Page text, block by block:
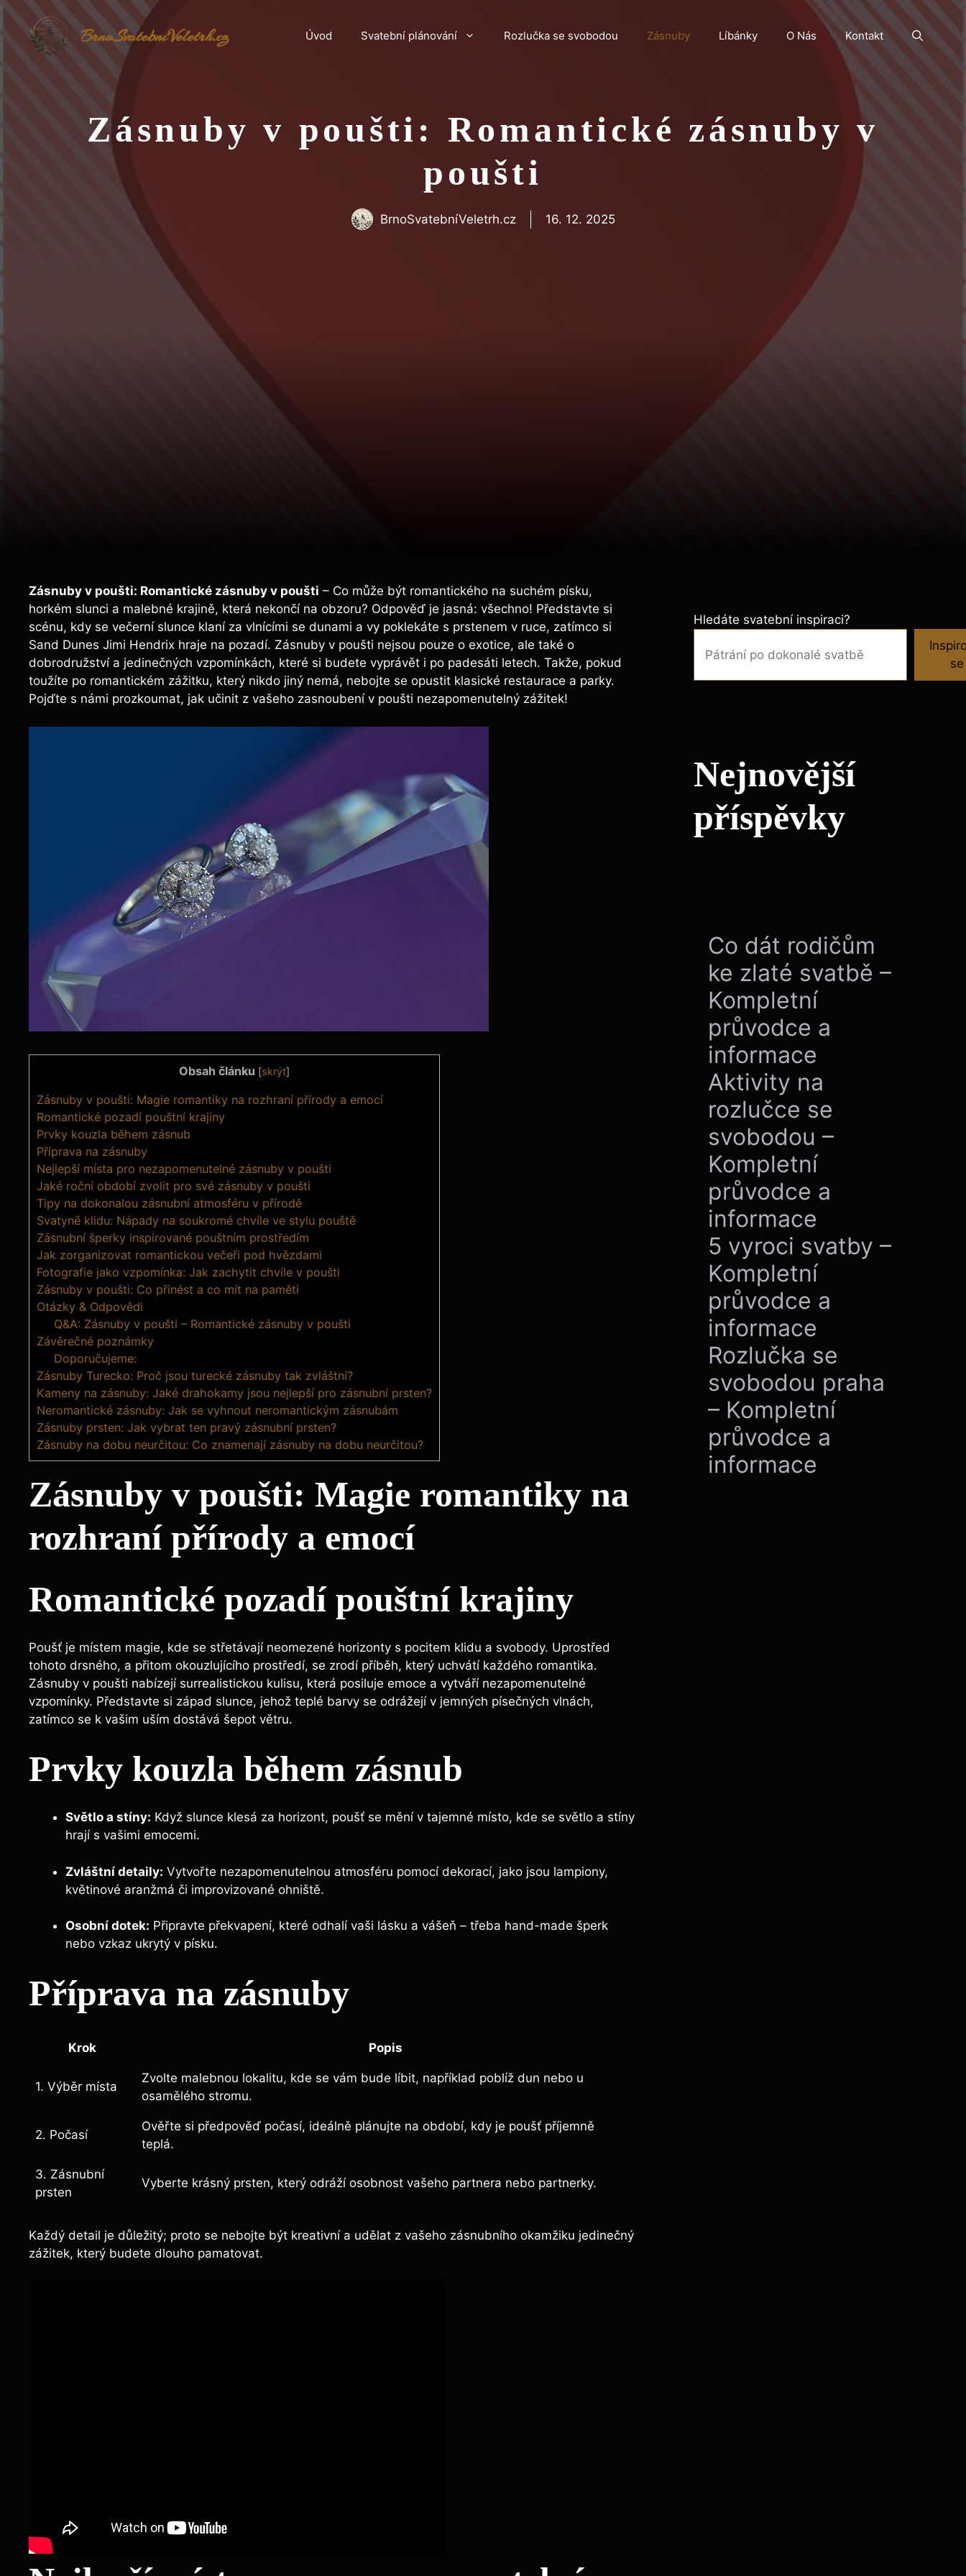
Přeskočit
obsah
BrnoSvatebníVeletrh.cz Úvod Svatební plánování Rozlučka se svobodou Zásnuby Líbánky O Nás Kontakt
Zásnuby v poušti: Romantické zásnuby v
poušti
BrnoSvatebníVeletrh.cz 16. 12. 2025
Zásnuby v poušti: Romantické zásnuby v poušti – Co může být romantického na suchém písku,
horkém slunci a malebné krajině, která nekončí na obzoru? Odpověď je jasná: všechno! Představte si
scénu, kdy se večerní slunce klaní za vlnícími se dunami a vy poklekáte s prstenem v ruce, zatímco si
Sand Dunes Jimi Hendrix hraje na pozadí. Zásnuby v poušti nejsou pouze o exotice, ale také o
dobrodružství a jedinečných vzpomínkách, které si budete vyprávět i po padesáti letech. Takže, pokud
toužíte po romantickém zážitku, který nikdo jiný nemá, nebojte se opustit klasické restaurace a parky.
Pojďte s námi prozkoumat, jak učinit z vašeho zasnoubení v poušti nezapomenutelný zážitek!
Obsah článku [skrýt]
Zásnuby v poušti: Magie romantiky na rozhraní přírody a emocí
Romantické pozadí pouštní krajiny
Prvky kouzla během zásnub
Příprava na zásnuby
Nejlepší místa pro nezapomenutelné zásnuby v poušti
Jaké roční období zvolit pro své zásnuby v poušti
Tipy na dokonalou zásnubní atmosféru v přírodě
Svatyně klidu: Nápady na soukromé chvíle ve stylu pouště
Zásnubní šperky inspirované pouštním prostředím
Jak zorganizovat romantickou večeři pod hvězdami
Fotografie jako vzpomínka: Jak zachytit chvíle v poušti
Zásnuby v poušti: Co přinést a co mít na paměti
Otázky & Odpovědi
Q&A: Zásnuby v poušti – Romantické zásnuby v poušti
Závěrečné poznámky
Doporučujeme:
Zásnuby Turecko: Proč jsou turecké zásnuby tak zvláštní?
Kameny na zásnuby: Jaké drahokamy jsou nejlepší pro zásnubní prsten?
Neromantické zásnuby: Jak se vyhnout neromantickým zásnubám
Zásnuby prsten: Jak vybrat ten pravý zásnubní prsten?
Zásnuby na dobu neurčitou: Co znamenají zásnuby na dobu neurčitou?
Zásnuby v poušti: Magie romantiky na
rozhraní přírody a emocí
Romantické pozadí pouštní krajiny
Poušť je místem magie, kde se střetávají neomezené horizonty s pocitem klidu a svobody. Uprostřed
tohoto drsného, a přitom okouzlujícího prostředí, se zrodí příběh, který uchvátí každého romantika.
Zásnuby v poušti nabízejí surrealistickou kulisu, která posiluje emoce a vytváří nezapomenutelné
vzpomínky. Představte si západ slunce, jehož teplé barvy se odrážejí v jemných písečných vlnách,
zatímco se k vašim uším dostává šepot větru.
Prvky kouzla během zásnub
Světlo a stíny: Když slunce klesá za horizont, poušť se mění v tajemné místo, kde se světlo a stíny
hrají s vašimi emocemi.
Zvláštní detaily: Vytvořte nezapomenutelnou atmosféru pomocí dekorací, jako jsou lampiony,
květinové aranžmá či improvizované ohniště.
Osobní dotek: Připravte překvapení, které odhalí vaši lásku a vášeň – třeba hand-made šperk
nebo vzkaz ukrytý v písku.
Příprava na zásnuby
Krok Popis
1. Výběr místa
Zvolte malebnou lokalitu, kde se vám bude líbit, například poblíž dun nebo u
osamělého stromu.
2. Počasí
Ověřte si předpověď počasí, ideálně plánujte na období, kdy je poušť příjemně
teplá.
3. Zásnubní
prsten
Vyberte krásný prsten, který odráží osobnost vašeho partnera nebo partnerky.
Každý detail je důležitý; proto se nebojte být kreativní a udělat z vašeho zásnubního okamžiku jedinečný
zážitek, který budete dlouho pamatovat.
Hledáte svatební inspiraci?
se
Nejnovější
příspěvky
Co dát rodičům
ke zlaté svatbě –
Kompletní
průvodce a
informace
Aktivity na
rozlučce se
svobodou –
Kompletní
průvodce a
informace
5 vyroci svatby –
Kompletní
průvodce a
informace
Rozlučka se
svobodou praha
– Kompletní
průvodce a
informace